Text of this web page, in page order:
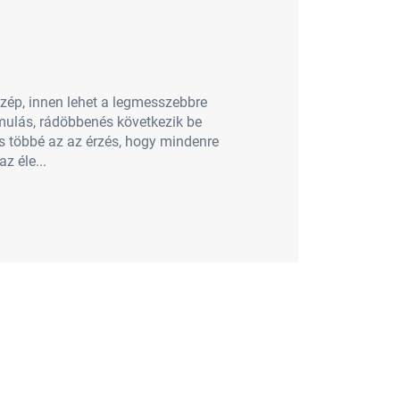
innen lehet a legmesszebbre
rádöbbenés következik be
az az érzés, hogy mindenre
éle...